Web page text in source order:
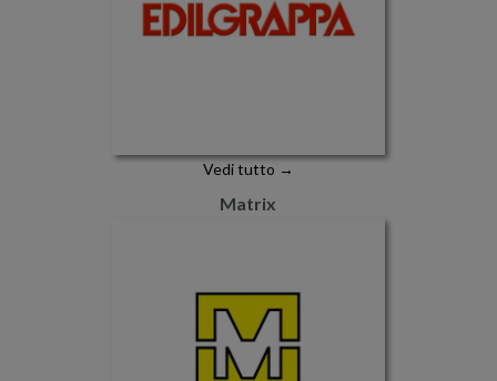
Vedi tutto →
Matrix